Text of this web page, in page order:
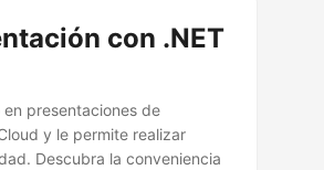
con .NET
presentaciones de
y le permite realizar
Descubra la conveniencia